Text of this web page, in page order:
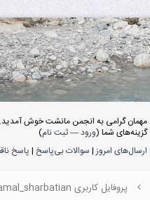
مهمان گرامی به انجمن مانشت خوش آمدید.
گزینه‌های شما (ورود—ثبت نام)
ارسال‌های امروز| سوالات بی‌پاسخ |پاسخ
پروفایل کاربری kamal_sharbatian